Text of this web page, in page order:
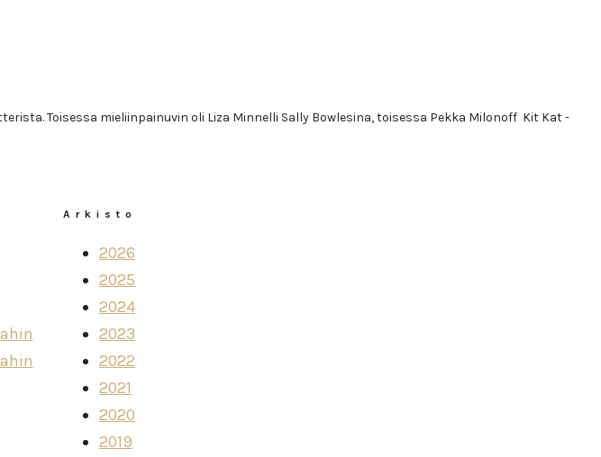
Toisessa mieliinpainuvin oli Liza Minnelli Sally Bowlesina, toisessa Pekka Milonoff Kit Kat -
Arkisto
2026
2025
2024
2023
2022
2021
2020
2019